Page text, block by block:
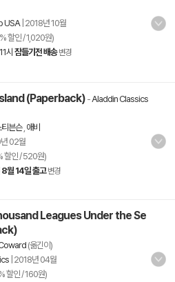
USA| 2018년 10월
할인 / 1,020원)
시 잠들기전 배송 변경
(Paperback)-Aladdin Classics
븐슨, 애비
02월
할인 / 520원)
8월 14일 출고 변경
Leagues Under the Se
(옮긴이)
2018년 04월
할인 / 160원)